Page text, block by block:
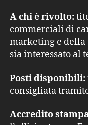
A chi è rivolto:
commerciali di
marketing e della
sia interessato al
Posti disponibili:
consigliata
Accredito